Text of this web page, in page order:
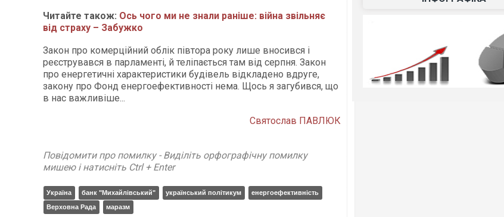
Читайте також: Ось чого ми не знали раніше: війна звільняє
від страху – Забужко
Закон про комерційний облік півтора року лише вносився і
реєструвався в парламенті, й теліпається там від серпня. Закон
про енергетичні характеристики будівель відкладено вдруге,
закону про Фонд енергоефективності нема. Щось я загубився, що
в нас важливіше...
Святослав ПАВЛЮК
Повідомити про помилку - Виділіть орфографічну помилку
мишею і натисніть Ctrl + Enter
Україна банк "Михайлівський" український політикум
енергоефективність
Верховна Рада
маразм